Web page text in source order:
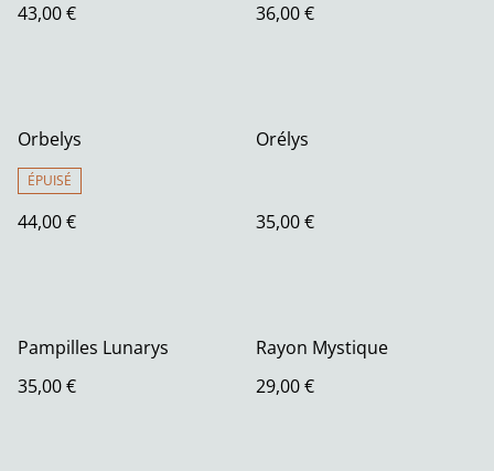
43,00 €
36,00 €
Orbelys
ÉPUISÉ
44,00 €
Orélys
35,00 €
Pampilles Lunarys
35,00 €
Rayon Mystique
29,00 €